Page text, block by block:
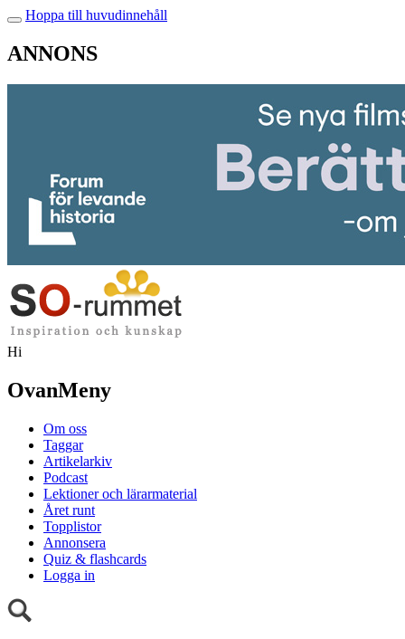
Hoppa till huvudinnehåll
ANNONS
Hi
OvanMeny
Om oss
Taggar
Artikelarkiv
Podcast
Lektioner och lärarmaterial
Året runt
Topplistor
Annonsera
Quiz & flashcards
Logga in